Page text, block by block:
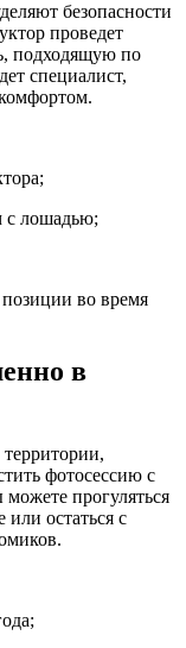
безопасности
проведет
подходящую по
специалист,
с лошадью;
во время
в
фотосессию с
прогуляться
остаться с